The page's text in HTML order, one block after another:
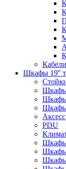
Шкафы 19''
Шкафы
Шкафы
PDU
Шкафы